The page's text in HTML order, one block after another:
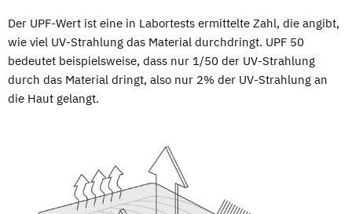
Der UPF-Wert ist eine in Labortests ermittelte Zahl, die angibt,
wie viel UV-Strahlung das Material durchdringt. UPF 50
bedeutet beispielsweise, dass nur 1/50 der UV-Strahlung
durch das Material dringt, also nur 2% der UV-Strahlung an
die Haut gelangt.